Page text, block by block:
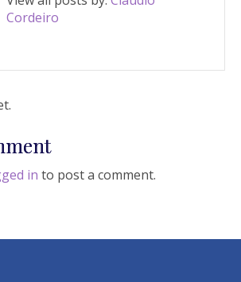
Cordeiro
in to post a comment.